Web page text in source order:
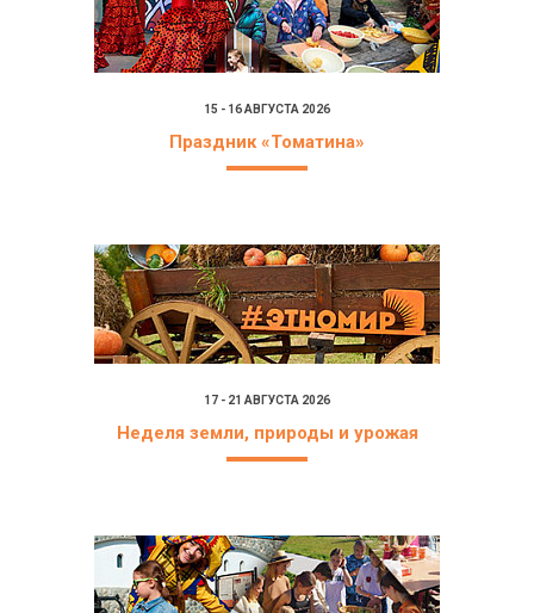
15 - 16 АВГУСТА 2026
Праздник «Томатина»
17 - 21 АВГУСТА 2026
Неделя земли, природы и урожая